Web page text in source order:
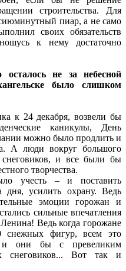
строительства. Для
пиар, а не само
своих обязательств
к нему достаточно
не за небесной
было слишком
к 24 декабря, возвели бы
каникулы, День
можно было продлить и
А люди вокруг большого
и все были бы
творчества.
учесть – и поставить
дня, усилить охрану. Ведь
эмоции горожан и
сильные впечатления
Ведь когда горожане
снежных фигур, всем это
и они бы с превеликим
снеговиков... Вот так и